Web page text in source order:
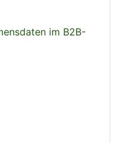
im B2B-